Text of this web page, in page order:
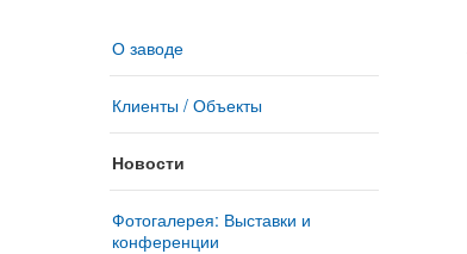
О заводе
Клиенты / Объекты
Новости
Фотогалерея: Выставки и
конференции